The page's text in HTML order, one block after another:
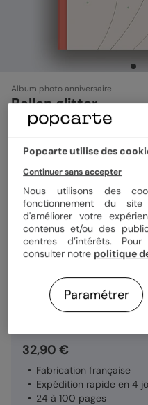
Album photo anniversaire
Ballon glitter
Format
Couverture
Papier
Quantité
32,90 €
Fabrication française
Expédition rapide en 4
24 à 100 pages
Popcarte utilise des
Continuer sans accepter
Nous utilisons des
fonctionnement du
d'améliorer votre
contenus et/ou des
centres d’intérêts.
consulter notre politique
Paramétrer